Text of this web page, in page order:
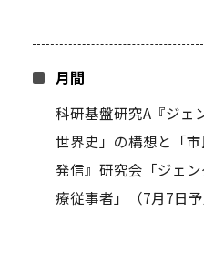
月間
科研基盤研究A『ジェ
世界史」の構想と「
発信』研究会「ジェ
療従事者」（7月7日